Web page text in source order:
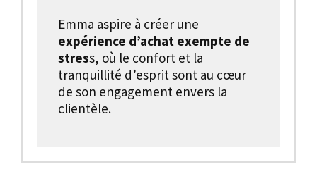
Emma aspire à créer une
expérience d’achat exempte de
stress, où le confort et la
tranquillité d’esprit sont au cœur
de son engagement envers la
clientèle.